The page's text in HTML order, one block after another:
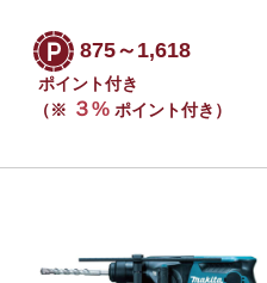
875～1,618
ポイント付き
（※ ３% ポイント付き）